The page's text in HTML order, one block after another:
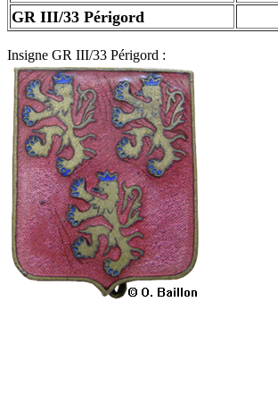
GR III/33 Périgord
Insigne GR III/33 Périgord :